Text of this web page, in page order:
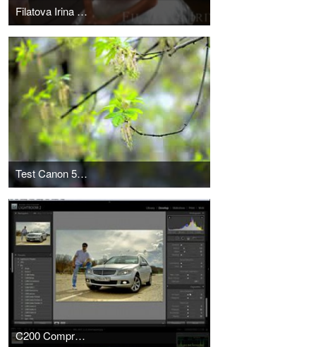
Filatova Irina & Anna Yarum | FASHION BACKSTAGE
Test Canon 550D + Helios 44-2
C200 Compressor: как это делалось!